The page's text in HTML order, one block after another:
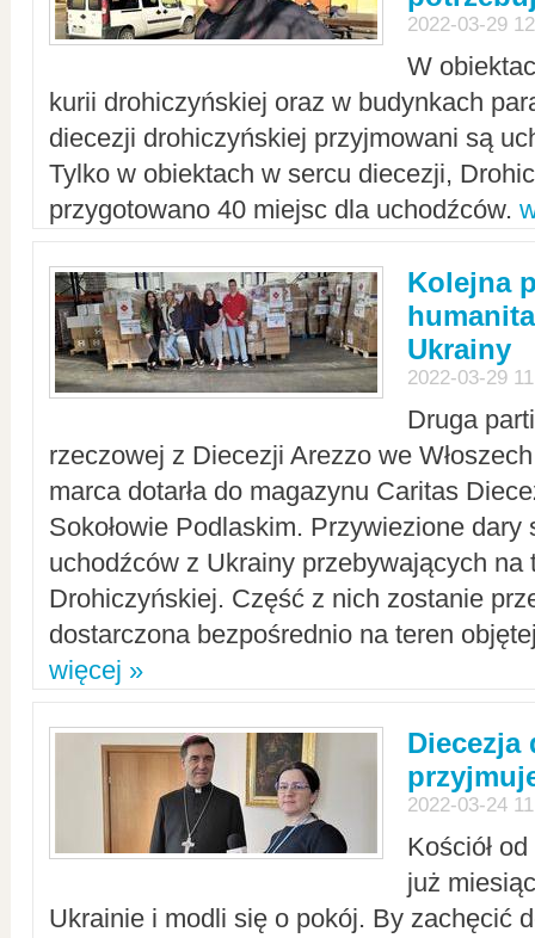
2022-03-29
W
kurii drohiczyńskiej oraz w budynkach
diecezji drohiczyńskiej przyjmowani są
Tylko w obiektach w sercu diecezji,
przygotowano 40 miejsc dla uchodźców.
Kolejna
Ukrainy
2022-03-29
Druga
rzeczowej z Diecezji Arezzo we
marca dotarła do magazynu Caritas
Sokołowie Podlaskim. Przywiezione dary
uchodźców z Ukrainy przebywających na
Drohiczyńskiej. Część z nich zostanie
dostarczona bezpośrednio na teren
więcej »
Diecezja
2022-03-24
Kościół
już
Ukrainie i modli się o pokój. By zachęcić